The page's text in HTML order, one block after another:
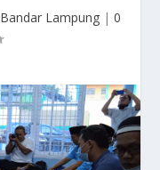
Bandar Lampung| 0